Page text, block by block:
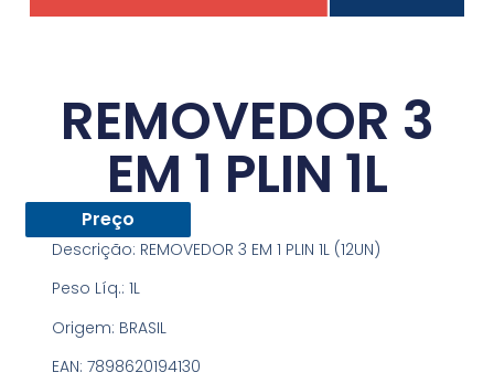
REMOVEDOR 3
EM 1 PLIN 1L
Preço
Descrição: REMOVEDOR 3 EM 1 PLIN 1L (12UN)
Peso Líq.: 1L
Origem: BRASIL
EAN: 7898620194130